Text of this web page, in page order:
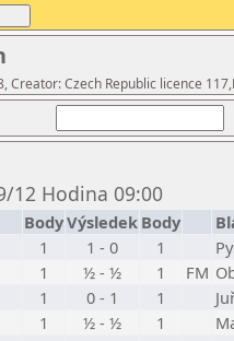
Creator: Czech Republic licence
12 Hodina 09:00
BodyVýsledek Body
1 1 - 0 1
1 ½ - ½ 1 FM
1 0 - 1 1
1 ½ - ½ 1